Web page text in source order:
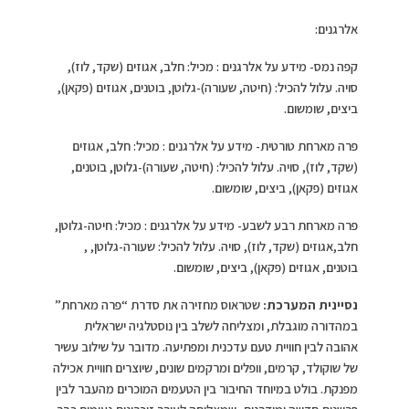
אלרגנים:
קפה נמס- מידע על אלרגנים : מכיל: חלב, אגוזים (שקד, לוז),
סויה. עלול להכיל: (חיטה, שעורה)-גלוטן, בוטנים, אגוזים (פקאן),
ביצים, שומשום.
פרה מארחת טורטית- מידע על אלרגנים : מכיל: חלב, אגוזים
(שקד, לוז), סויה. עלול להכיל: (חיטה, שעורה)-גלוטן, בוטנים,
אגוזים (פקאן), ביצים, שומשום.
פרה מארחת רבע לשבע- מידע על אלרגנים : מכיל: חיטה-גלוטן,
חלב,אגוזים (שקד, לוז), סויה. עלול להכיל: שעורה-גלוטן, ,
בוטנים, אגוזים (פקאן), ביצים, שומשום.
נסיינית המערכת: שטראוס מחזירה את סדרת “פרה מארחת”
במהדורה מוגבלת, ומצליחה לשלב בין נוסטלגיה ישראלית
אהובה לבין חוויית טעם עדכנית ומפתיעה. מדובר על שילוב עשיר
של שוקולד, קרמים, וופלים ומרקמים שונים, שיוצרים חוויית אכילה
מפנקת. בולט במיוחד החיבור בין הטעמים המוכרים מהעבר לבין